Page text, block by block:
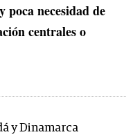
poca necesidad de
centrales o
y Dinamarca